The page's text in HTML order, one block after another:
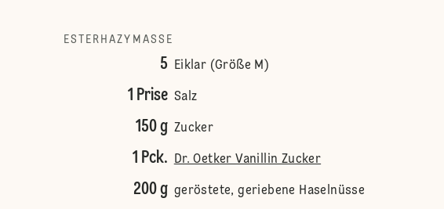
ESTERHAZYMASSE
5 Eiklar (Größe M)
1 Prise Salz
150 g Zucker
1 Pck. Dr. Oetker Vanillin Zucker
200 g geröstete, geriebene Haselnüsse